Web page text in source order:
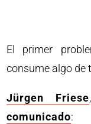
El primer
consume algo de
Jürgen Friese
comunicado: